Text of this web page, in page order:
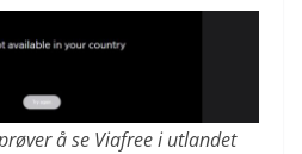
å se Viafree i utlandet